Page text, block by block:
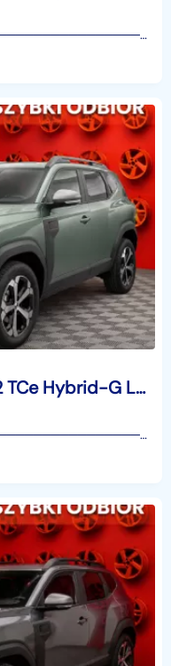
Dacia Duster I Journey 1.2 TCe Hybrid-G LPG 4x4 Journey 1.2 TCe Hybrid-G LPG 4x4 150KM